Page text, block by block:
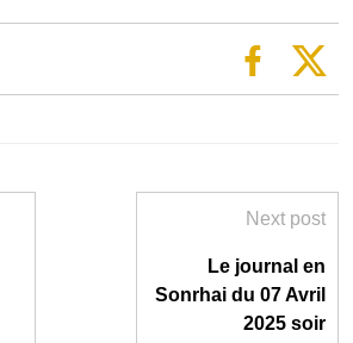
Next post
Le journal en
Sonrhai du 07 Avril
2025 soir